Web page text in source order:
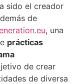
sido el creador
de
, una
prácticas
de crear
de diversa